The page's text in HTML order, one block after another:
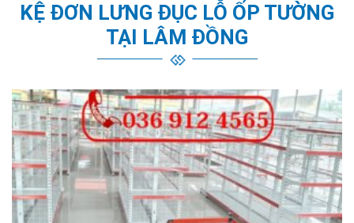
KỆ ĐƠN LƯNG ĐỤC LỖ ỐP TƯỜNG
TẠI LÂM ĐỒNG